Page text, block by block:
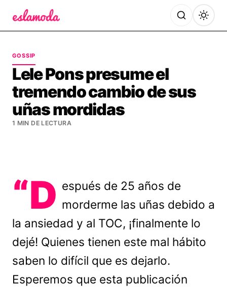
GOSSIP
Lele Pons presume el
tremendo cambio de sus
uñas mordidas
1 MIN DE LECTURA
“D espués de 25 años de
morderme las uñas debido a
la ansiedad y al TOC, ¡finalmente lo
dejé! Quienes tienen este mal hábito
saben lo difícil que es dejarlo.
Esperemos que esta publicación